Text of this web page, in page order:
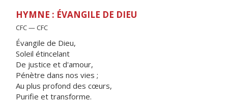
HYMNE : ÉVANGILE DE DIEU
CFC — CFC
Évangile de Dieu,
Soleil étincelant
De justice et d'amour,
Pénètre dans nos vies ;
Au plus profond des cœurs,
Purifie et transforme.